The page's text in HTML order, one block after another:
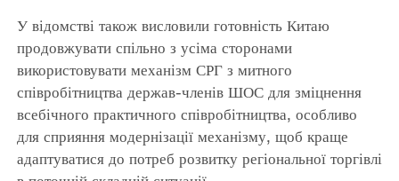
У відомстві також висловили готовність Китаю
продовжувати спільно з усіма сторонами
використовувати механізм СРГ з митного
співробітництва держав-членів ШОС для зміцнення
всебічного практичного співробітництва, особливо
для сприяння модернізації механізму, щоб краще
адаптуватися до потреб розвитку регіональної торгівлі